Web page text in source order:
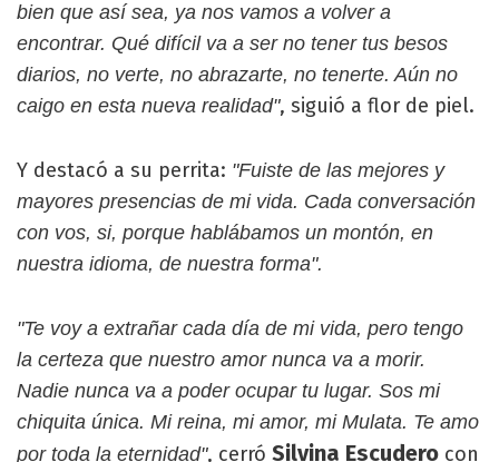
bien que así sea, ya nos vamos a volver a
encontrar. Qué difícil va a ser no tener tus besos
diarios, no verte, no abrazarte, no tenerte. Aún no
caigo en esta nueva realidad", siguió a flor de piel.
Y destacó a su perrita: "Fuiste de las mejores y
mayores presencias de mi vida. Cada conversación
con vos, si, porque hablábamos un montón, en
nuestra idioma, de nuestra forma".
"Te voy a extrañar cada día de mi vida, pero tengo
la certeza que nuestro amor nunca va a morir.
Nadie nunca va a poder ocupar tu lugar. Sos mi
chiquita única. Mi reina, mi amor, mi Mulata. Te amo
por toda la eternidad", cerró Silvina Escudero con